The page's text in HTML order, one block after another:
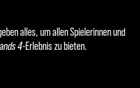
alles, um allen Spielerinnen und
4-Erlebnis zu bieten.